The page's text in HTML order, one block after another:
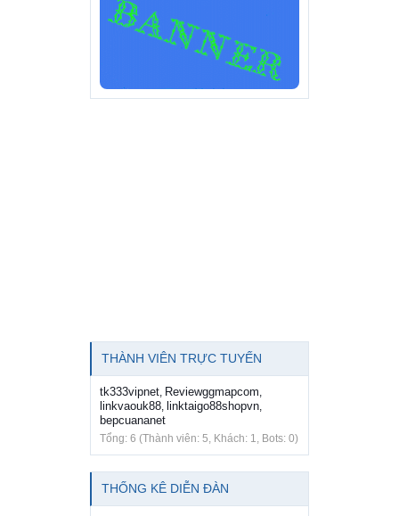
THÀNH VIÊN TRỰC TUYẾN
tk333vipnet, Reviewggmapcom,
linkvaouk88, linktaigo88shopvn,
bepcuananet
Tổng: 6 (Thành viên: 5, Khách: 1, Bots: 0)
THỐNG KÊ DIỄN ĐÀN